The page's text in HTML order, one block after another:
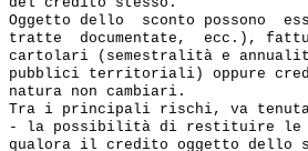
Oggetto dello  sconto possono
tratte  documentate,  ecc.),
cartolari (semestralità e
pubblici territoriali) oppure
natura non cambiari.
Tra i principali rischi, va tenuta
- la possibilità di restituire le